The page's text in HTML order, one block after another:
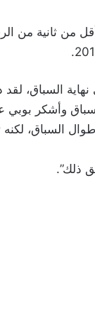
السباق،
وأشكر بوبي
لكنه
ذلك”.